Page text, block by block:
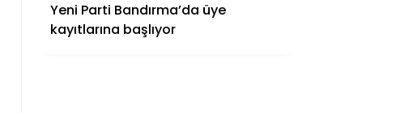
Yeni Parti Bandırma’da üye
kayıtlarına başlıyor